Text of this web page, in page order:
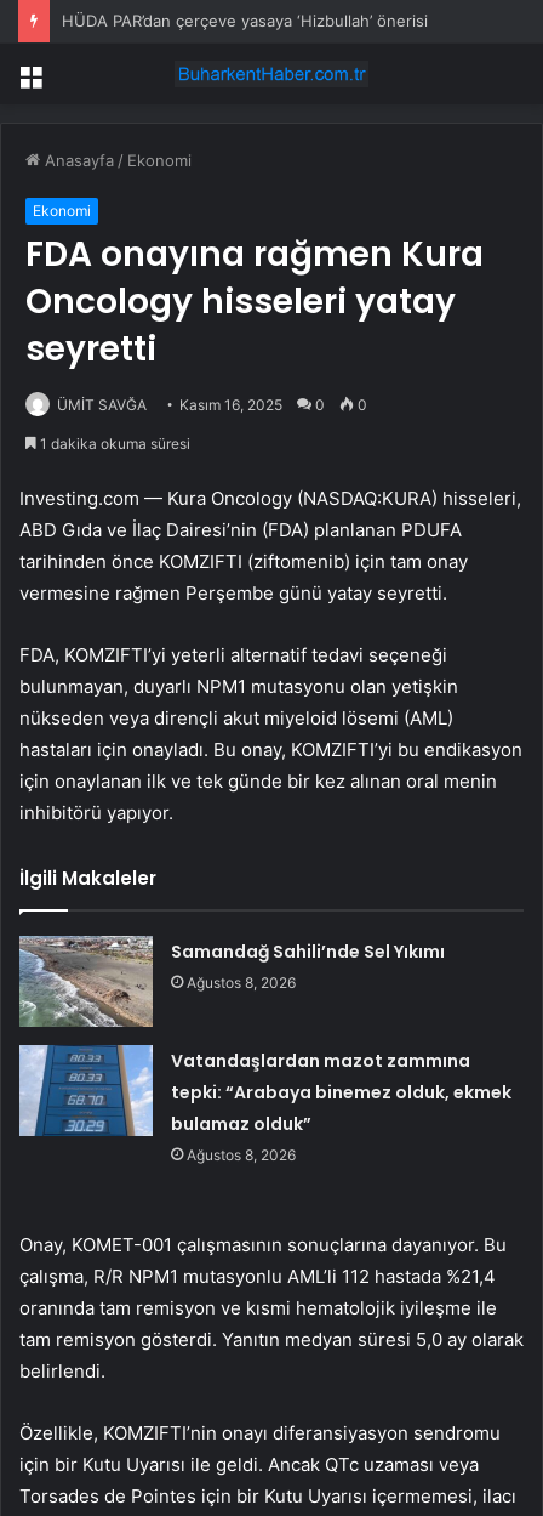
HÜDA PAR’dan çerçeve yasaya ‘Hizbullah’ önerisi
Menü
Anasayfa / Ekonomi
Ekonomi
FDA onayına rağmen Kura
Oncology hisseleri yatay
seyretti
ÜMİT SAVĞA Kasım 16, 2025 0 0
1 dakika okuma süresi
Investing.com — Kura Oncology (NASDAQ:KURA) hisseleri,
ABD Gıda ve İlaç Dairesi’nin (FDA) planlanan PDUFA
tarihinden önce KOMZIFTI (ziftomenib) için tam onay
vermesine rağmen Perşembe günü yatay seyretti.
FDA, KOMZIFTI’yi yeterli alternatif tedavi seçeneği
bulunmayan, duyarlı NPM1 mutasyonu olan yetişkin
nükseden veya dirençli akut miyeloid lösemi (AML)
hastaları için onayladı. Bu onay, KOMZIFTI’yi bu endikasyon
için onaylanan ilk ve tek günde bir kez alınan oral menin
inhibitörü yapıyor.
İlgili Makaleler
Samandağ Sahili’nde Sel Yıkımı
Ağustos 8, 2026
Vatandaşlardan mazot zammına
tepki: “Arabaya binemez olduk, ekmek
bulamaz olduk”
Ağustos 8, 2026
Onay, KOMET-001 çalışmasının sonuçlarına dayanıyor. Bu
çalışma, R/R NPM1 mutasyonlu AML’li 112 hastada %21,4
oranında tam remisyon ve kısmi hematolojik iyileşme ile
tam remisyon gösterdi. Yanıtın medyan süresi 5,0 ay olarak
belirlendi.
Özellikle, KOMZIFTI’nin onayı diferansiyasyon sendromu
için bir Kutu Uyarısı ile geldi. Ancak QTc uzaması veya
Torsades de Pointes için bir Kutu Uyarısı içermemesi, ilacı